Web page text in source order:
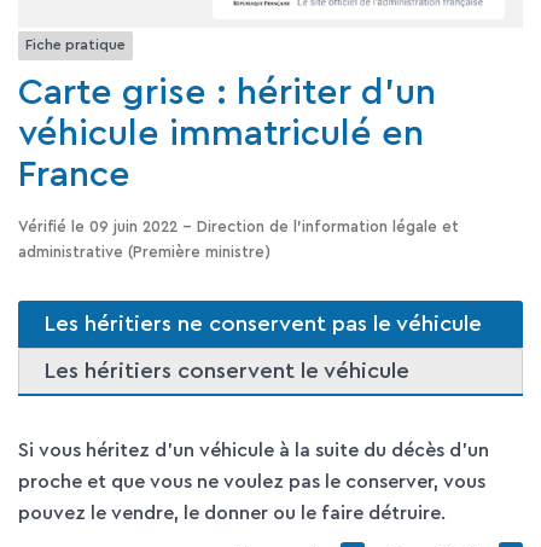
Fiche pratique
Carte grise : hériter d'un
véhicule immatriculé en
France
Vérifié le 09 juin 2022 - Direction de l'information légale et
administrative (Première ministre)
Les héritiers ne conservent pas le véhicule
Les héritiers conservent le véhicule
Si vous héritez d'un véhicule à la suite du décès d'un
proche et que vous ne voulez pas le conserver, vous
pouvez le vendre, le donner ou le faire détruire.